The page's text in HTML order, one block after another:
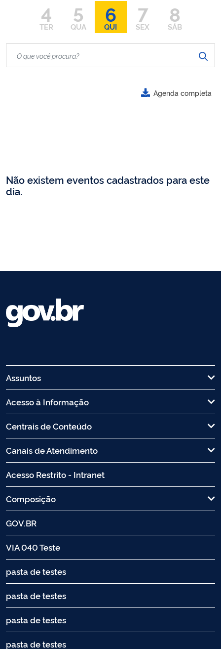
4
TER
5
QUA
6
QUI
7
SEX
8
SÁB
Agenda completa
Não existem eventos cadastrados para este
dia.
Assuntos
Acesso à Informação
Centrais de Conteúdo
Canais de Atendimento
Acesso Restrito - Intranet
Composição
GOV.BR
VIA 040 Teste
pasta de testes
pasta de testes
pasta de testes
pasta de testes